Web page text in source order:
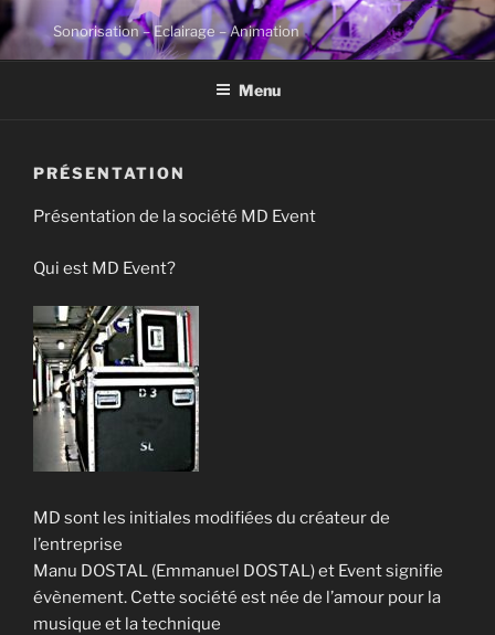
Aller
au
contenu
Sonorisation – Eclairage – Animation
Menu
PRÉSENTATION
Présentation de la société MD Event
Qui est MD Event?
MD sont les initiales modifiées du créateur de
l’entreprise
Manu DOSTAL (Emmanuel DOSTAL) et Event signifie
évènement. Cette société est née de l’amour pour la
musique et la technique